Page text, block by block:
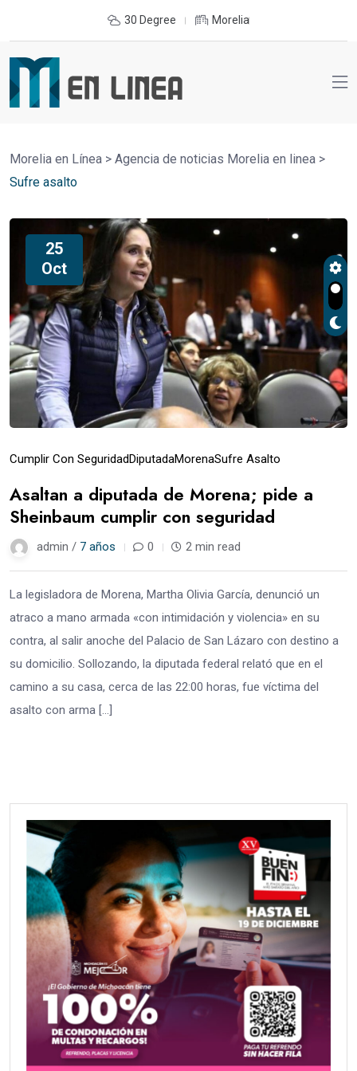
30 Degree Morelia
Morelia en Línea > Agencia de noticias Morelia en linea >
Sufre asalto
25
Oct
Cumplir Con SeguridadDiputadaMorenaSufre Asalto
Asaltan a diputada de Morena; pide a
Sheinbaum cumplir con seguridad
admin / 7 años 0 2 min read
La legisladora de Morena, Martha Olivia García, denunció un
atraco a mano armada «con intimidación y violencia» en su
contra, al salir anoche del Palacio de San Lázaro con destino a
su domicilio. Sollozando, la diputada federal relató que en el
camino a su casa, cerca de las 22:00 horas, fue víctima del
asalto con arma […]